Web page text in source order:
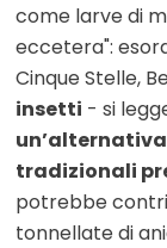
come larve di
eccetera":
Cinque Stelle,
insetti - si
tradizionali
potrebbe
tonnellate di